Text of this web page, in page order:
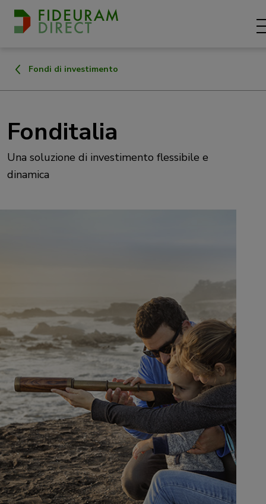
Fondi di investimento
Fonditalia
Una soluzione di investimento flessibile e
dinamica